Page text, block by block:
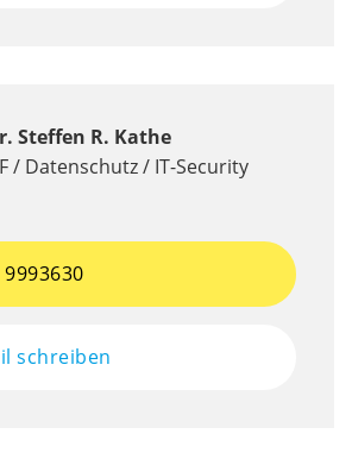
Steffen R. Kathe
/ Datenschutz / IT-Security
schreiben